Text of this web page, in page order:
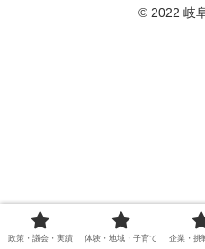
© 2022 岐
政策・議会・実績 体験・地域・子育て 企業・挑